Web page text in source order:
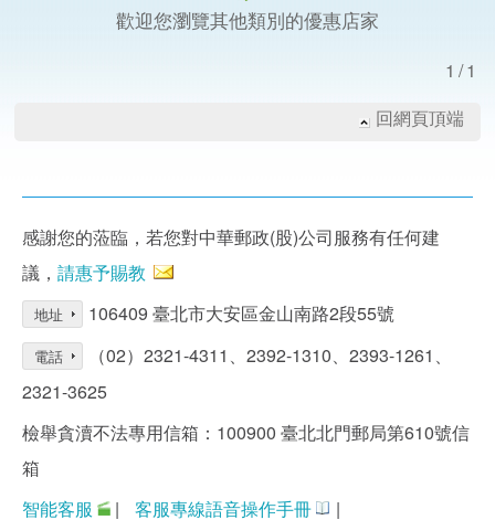
歡迎您瀏覽其他類別的優惠店家
1/1
回網頁頂端
感謝您的蒞臨，若您對中華郵政(股)公司服務有任何建
議， 請惠予賜教
地址 106409 臺北市大安區金山南路2段55號
電話
（02）2321-4311、2392-1310、2393-1261、
2321-3625
檢舉貪瀆不法專用信箱：100900 臺北北門郵局第610號信
箱
智能客服
| 客服專線語音操作手冊 |